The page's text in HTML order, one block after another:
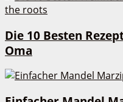
Die 10 Besten
Oma